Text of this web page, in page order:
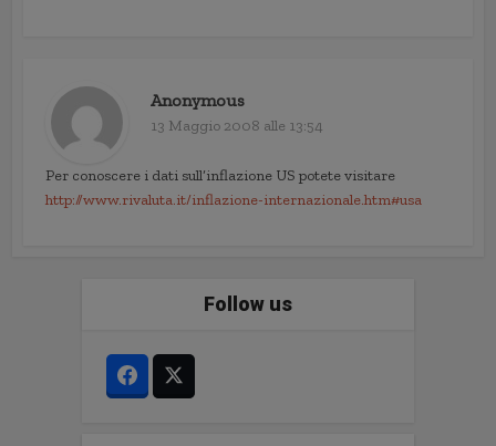
Anonymous
13 Maggio 2008 alle 13:54
Per conoscere i dati sull’inflazione US potete visitare
http://www.rivaluta.it/inflazione-internazionale.htm#usa
Follow us